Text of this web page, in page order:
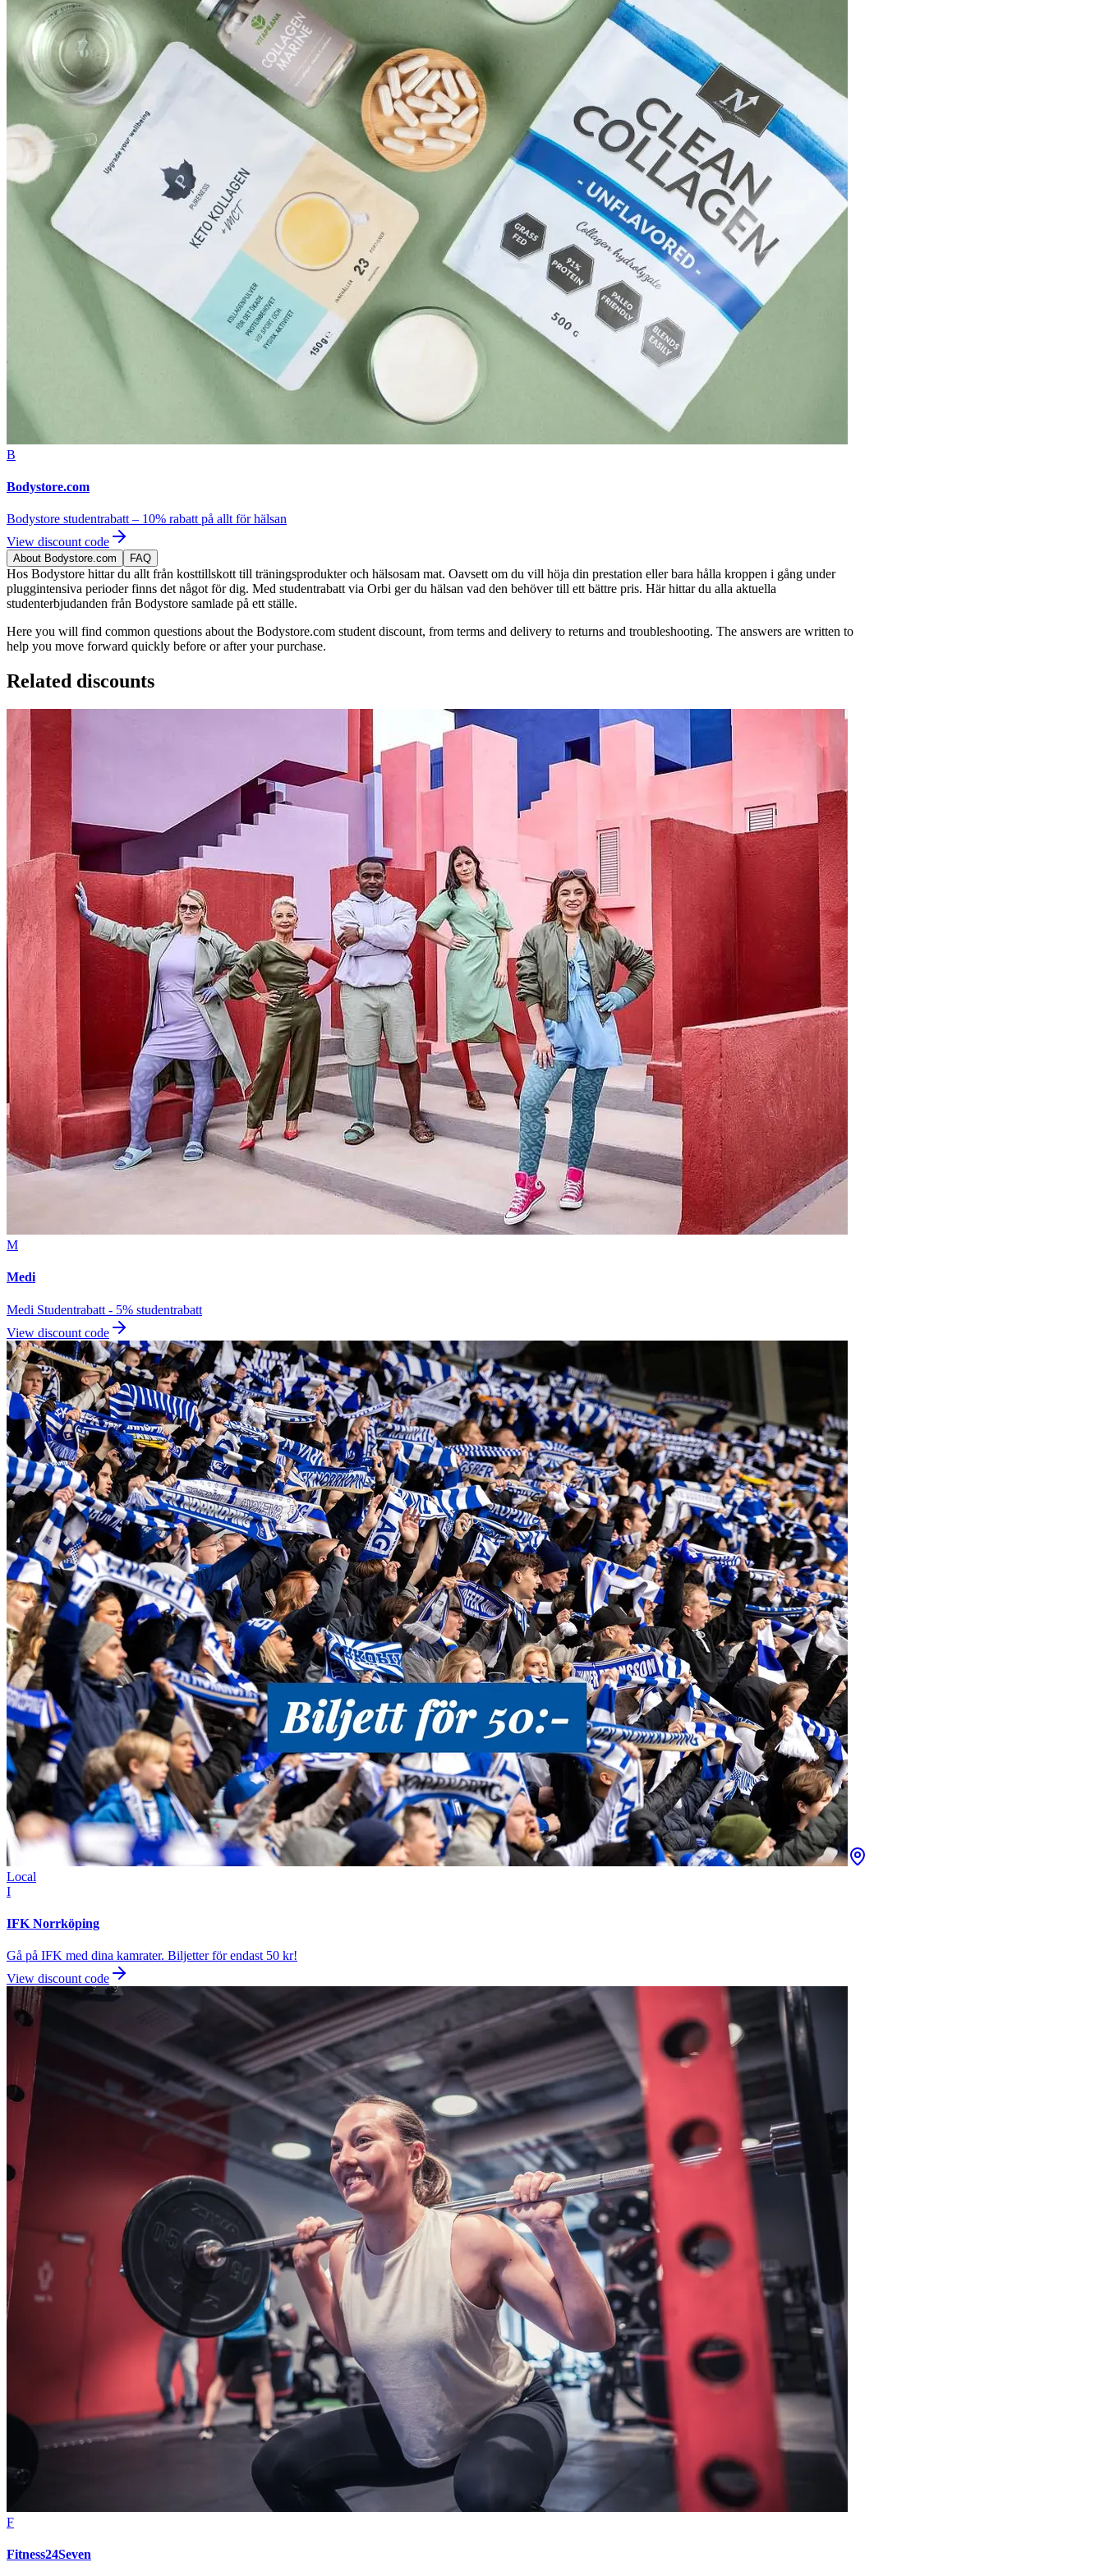
B
Bodystore.com
Bodystore studentrabatt – 10% rabatt på allt för hälsan
View discount code
About Bodystore.com FAQ
Hos Bodystore hittar du allt från kosttillskott till träningsprodukter och hälsosam mat. Oavsett om du vill höja din prestation eller bara hålla kroppen i gång under
pluggintensiva perioder finns det något för dig. Med studentrabatt via Orbi ger du hälsan vad den behöver till ett bättre pris. Här hittar du alla aktuella
studenterbjudanden från Bodystore samlade på ett ställe.
Here you will find common questions about the Bodystore.com student discount, from terms and delivery to returns and troubleshooting. The answers are written to
help you move forward quickly before or after your purchase.
Related discounts
M
Medi
Medi Studentrabatt - 5% studentrabatt
View discount code
Local
I
IFK Norrköping
Gå på IFK med dina kamrater. Biljetter för endast 50 kr!
View discount code
F
Fitness24Seven